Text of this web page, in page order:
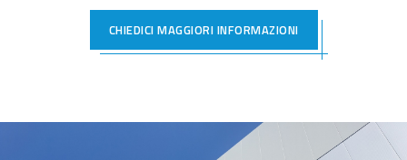
CHIEDICI MAGGIORI INFORMAZIONI